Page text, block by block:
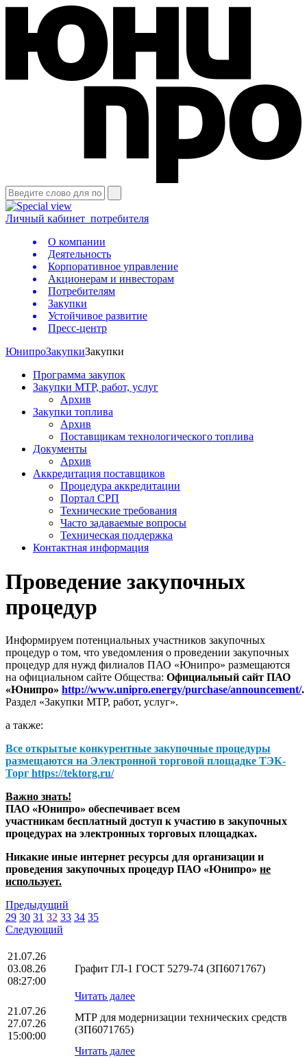
Личный кабинет потребителя
О компании
Деятельность
Корпоративное управление
Акционерам и инвесторам
Потребителям
Закупки
Устойчивое развитие
Пресс-центр
ЮнипроЗакупкиЗакупки
Программа закупок
Закупки МТР, работ, услуг
Архив
Закупки топлива
Архив
Поставщикам технологического топлива
Документы
Архив
Аккредитация поставщиков
Процедура аккредитации
Портал СРП
Технические требования
Часто задаваемые вопросы
Техническая поддержка
Контактная информация
Проведение закупочных
процедур
Информируем потенциальных участников закупочных
процедур о том, что уведомления о проведении закупочных
процедур для нужд филиалов ПАО «Юнипро» размещаются
на официальном сайте Общества: Официальный сайт ПАО
«Юнипро» http://www.unipro.energy/purchase/announcement/.
Раздел «Закупки МТР, работ, услуг».
а также:
Все открытые конкурентные закупочные процедуры
размещаются на Электронной торговой площадке ТЭК-
Торг https://tektorg.ru/
Важно знать!
ПАО «Юнипро» обеспечивает всем
участникам бесплатный доступ к участию в закупочных
процедурах на электронных торговых площадках.
Никакие иные интернет ресурсы для организации и
проведения закупочных процедур ПАО «Юнипро» не
использует.
Предыдущий
29 30 31 32 33 34 35
Следующий
21.07.26
03.08.26
08:27:00
Графит ГЛ-1 ГОСТ 5279-74 (ЗП6071767)
Читать далее
21.07.26
27.07.26
15:00:00
МТР для модернизации технических средств
(ЗП6071765)
Читать далее